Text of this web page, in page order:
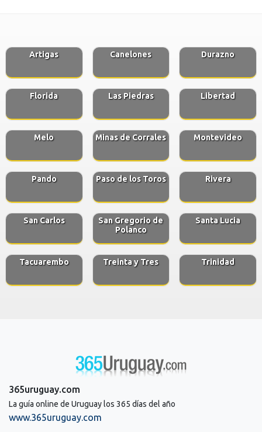
Artigas Canelones Durazno
Florida Las Piedras Libertad
Melo Minas de Corrales Montevideo
Pando Paso de los Toros Rivera
San Carlos
San Gregorio de
Polanco
Santa Lucia
Tacuarembo Treinta y Tres Trinidad
365uruguay.com
La guía online de Uruguay los 365 días del año
www.365uruguay.com